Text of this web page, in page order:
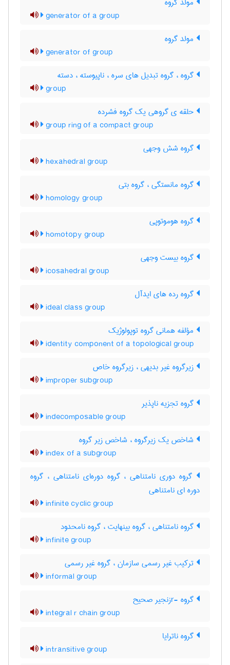
generator of a group
مولد گروه
generator of group
گروه ، گروه تبدیل های سره ، ناپیوسته ، دسته
group
حلقه ی گروهی یک گروه فشرده
group ring of a compact group
گروه شش وجهی
hexahedral group
گروه مانستگی ، گروه بتی
homology group
گروه هوموتوپی
homotopy group
گروه بیست وجهی
icosahedral group
گروه رده های ایدآل
ideal class group
مؤلفه همانی گروه توپولوژیک
identity component of a topological group
زیرگروه غیر بدیهی ، زیرگروه خاص
improper subgroup
گروه تجزیه ناپذیر
indecomposable group
شاخص یک زیرگروه ، شاخص زیر گروه
index of a subgroup
گروه دوری نامتناهی ، گروه دوره‌ای نامتناهی ، گروه
دوره ای نامتناهی
infinite cyclic group
گروه نامتناهی ، گروه بینهایت ، گروه نامحدود
infinite group
ترکیب غیر رسمی سازمان ، گروه غیر رسمی
informal group
گروه -rزنجیر صحیح
integral r chain group
گروه ناترایا
intransitive group